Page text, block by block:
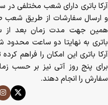
آرکا باتری دارای شعب مختلفی
و ارسال سفارشات از طریق شعب
همین جهت مدت زمان بعد از
باتری به نهایتا دو ساعت
آرکا باتری این امکان را فراهم
برای پنج روز آتی نیز بر حسب
سفارش را انجام دهند.